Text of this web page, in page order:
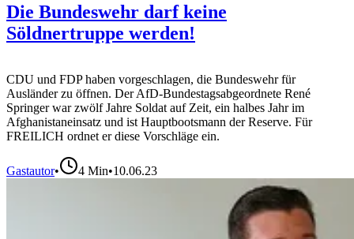
Die Bundeswehr darf keine
Söldnertruppe werden!
CDU und FDP haben vorgeschlagen, die Bundeswehr für
Ausländer zu öffnen. Der AfD-Bundestagsabgeordnete René
Springer war zwölf Jahre Soldat auf Zeit, ein halbes Jahr im
Afghanistaneinsatz und ist Hauptbootsmann der Reserve. Für
FREILICH ordnet er diese Vorschläge ein.
Gastautor• 4 Min•10.06.23